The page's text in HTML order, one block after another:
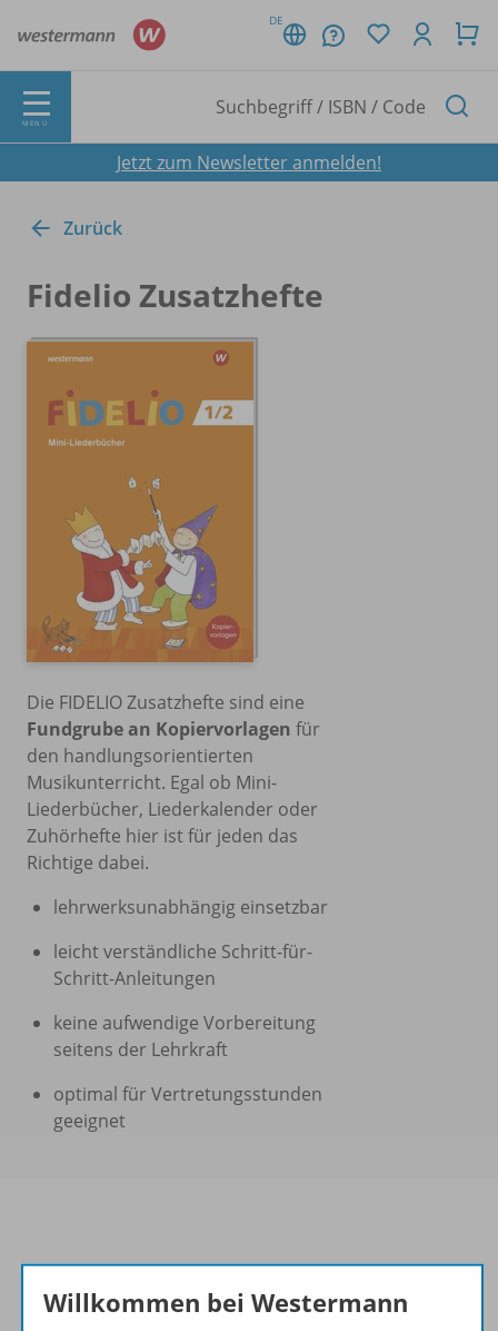
DE
MENÜ
Jetzt zum Newsletter anmelden!
Zurück
Fidelio Zusatzhefte
Die FIDELIO Zusatzhefte sind eine
Fundgrube an Kopiervorlagen für
den handlungsorientierten
Musikunterricht. Egal ob Mini-
Liederbücher, Liederkalender oder
Zuhörhefte hier ist für jeden das
Richtige dabei.
lehrwerksunabhängig einsetzbar
leicht verständliche Schritt-für-
Schritt-Anleitungen
keine aufwendige Vorbereitung
seitens der Lehrkraft
optimal für Vertretungsstunden
geeignet
Willkommen bei Westermann